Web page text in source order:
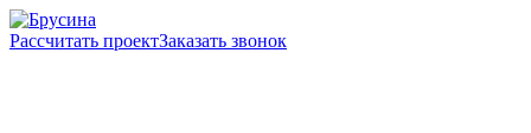
Рассчитать проектЗаказать звонок